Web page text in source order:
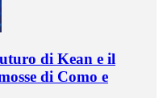
di Kean e il
di Como e